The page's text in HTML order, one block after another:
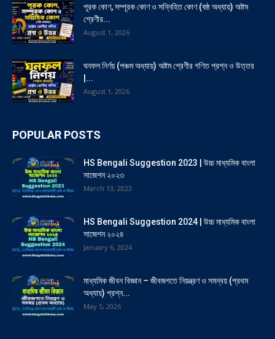
পূরক কোণ, সম্পূরক কোণ ও সন্নিহিত কোণ (ষষ্ঠ অধ্যায়) অষ্টম
শ্রেণীর...
August 1, 2026
ঘনফল নির্ণয় (পঞ্চম অধ্যায়) অষ্টম শ্রেণীর গণিত প্রশ্ন ও উত্তর
|...
August 1, 2026
POPULAR POSTS
HS Bengali Suggestion 2023 | উচ্চ মাধ্যমিক বাংলা
সাজেশন ২০২৩
March 13, 2023
HS Bengali Suggestion 2024 | উচ্চ মাধ্যমিক বাংলা
সাজেশন ২০২৪
January 6, 2024
মাধ্যমিক জীবন বিজ্ঞান – জীবজগতে নিয়ন্ত্রণ ও সমন্বয় (প্রথম
অধ্যায়) প্রশ্ন...
May 5, 2026